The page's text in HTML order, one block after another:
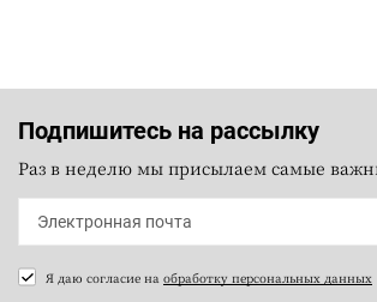
Подпишитесь на рассылку
Раз в неделю мы присылаем самые
Я даю согласие на обработку персональных данных